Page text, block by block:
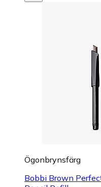
Ögonbrynsfärg
Bobbi Brown